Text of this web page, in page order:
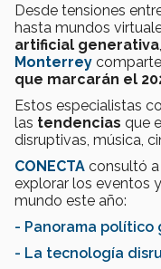
Desde tensiones
hasta mundos
artificial generativa
Monterrey
que marcarán el
Estos especialistas
las tendencias que
disruptivas, música,
CONECTA consultó
explorar los eventos
mundo este año:
- Panorama político
- La tecnología